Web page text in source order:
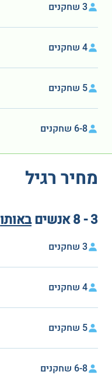
3 שחקנים
4 שחקנים
5 שחקנים
6-8 שחקנים
מחיר רגיל
3 - 8 אנשים באותו
3 שחקנים
4 שחקנים
5 שחקנים
6-8 שחקנים